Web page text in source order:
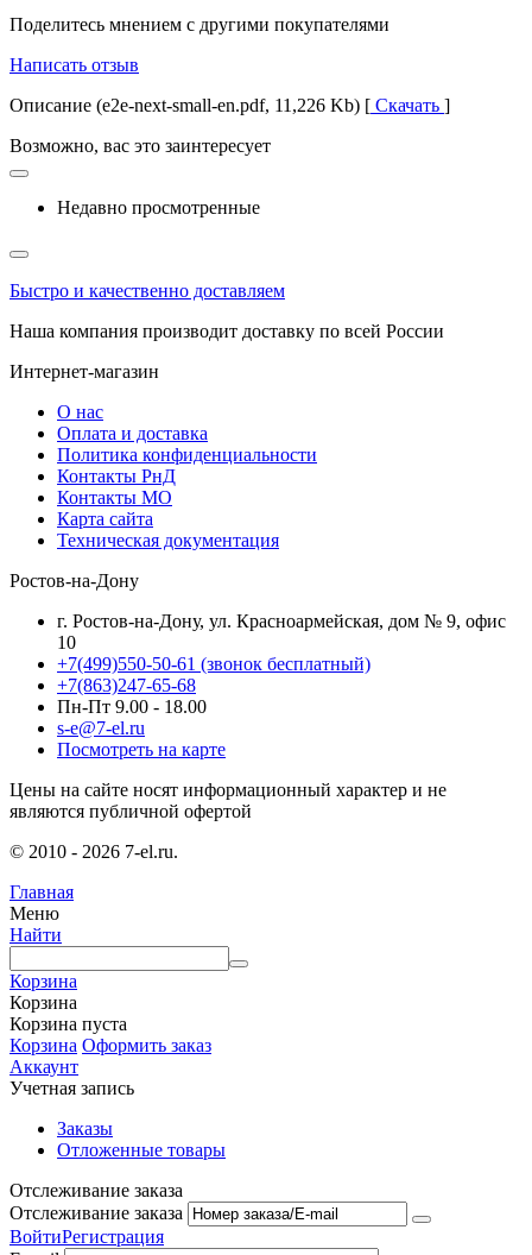
Поделитесь мнением с другими покупателями
Написать отзыв
Описание (e2e-next-small-en.pdf, 11,226 Kb) [ Скачать ]
Возможно, вас это заинтересует
Недавно просмотренные
Быстро и качественно доставляем
Наша компания производит доставку по всей России
Интернет-магазин
О нас
Оплата и доставка
Политика конфиденциальности
Контакты РнД
Контакты МО
Карта сайта
Техническая документация
Ростов-на-Дону
г. Ростов-на-Дону, ул. Красноармейская, дом № 9, офис
10
+7(499)550-50-61 (звонок бесплатный)
+7(863)247-65-68
Пн-Пт 9.00 - 18.00
s-e@7-el.ru
Посмотреть на карте
Цены на сайте носят информационный характер и не
являются публичной офертой
© 2010 - 2026 7-el.ru.
Главная
Меню
Найти
Корзина
Корзина
Корзина пуста
Корзина Оформить заказ
Аккаунт
Учетная запись
Заказы
Отложенные товары
Отслеживание заказа
Отслеживание заказа
ВойтиРегистрация